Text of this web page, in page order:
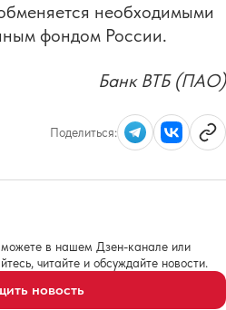
необходимыми
фондом России.
Банк ВТБ (ПАО)
Поделиться:
в нашем Дзен-канале или
читайте и обсуждайте новости.
новость